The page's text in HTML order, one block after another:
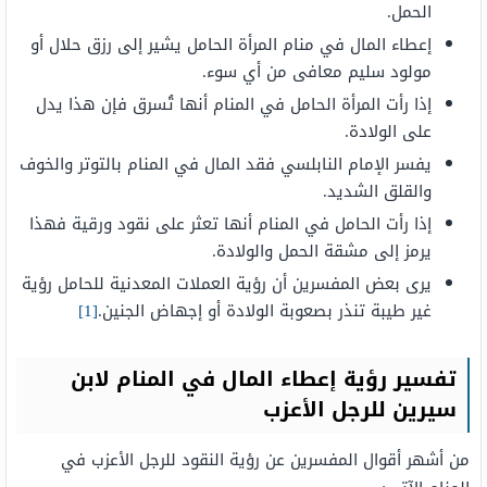
الحمل.
إعطاء المال في منام المرأة الحامل يشير إلى رزق حلال أو
مولود سليم معافى من أي سوء.
إذا رأت المرأة الحامل في المنام أنها تُسرق فإن هذا يدل
على الولادة.
يفسر الإمام النابلسي فقد المال في المنام بالتوتر والخوف
والقلق الشديد.
إذا رأت الحامل في المنام أنها تعثر على نقود ورقية فهذا
يرمز إلى مشقة الحمل والولادة.
يرى بعض المفسرين أن رؤية العملات المعدنية للحامل رؤية
غير طيبة تنذر بصعوبة الولادة أو إجهاض الجنين.[1]
تفسير رؤية إعطاء المال في المنام لابن
سيرين للرجل الأعزب
من أشهر أقوال المفسرين عن رؤية النقود للرجل الأعزب في